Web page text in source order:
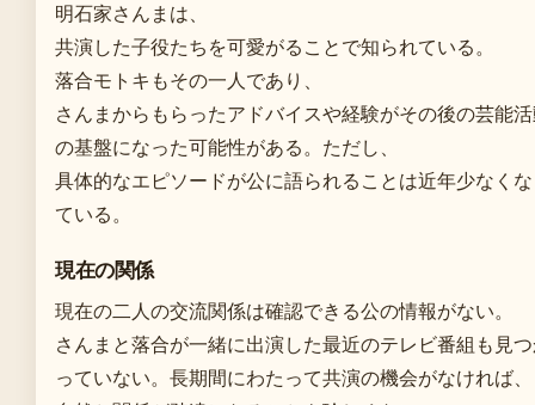
明石家さんまは、
共演した子役たちを可愛がることで知られている。
落合モトキもその一人であり、
さんまからもらったアドバイスや経験がその後の芸能
の基盤になった可能性がある。ただし、
具体的なエピソードが公に語られることは近年少なく
ている。
現在の関係
現在の二人の交流関係は確認できる公の情報がない。
さんまと落合が一緒に出演した最近のテレビ番組も見
っていない。長期間にわたって共演の機会がなければ、